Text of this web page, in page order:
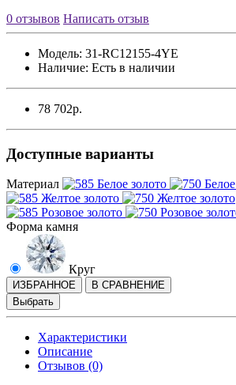
0 отзывов Написать отзыв
Модель: 31-RC12155-4YE
Наличие: Есть в наличии
78 702р.
Доступные варианты
Материал
Форма камня
Круг
ИЗБРАННОЕ
В СРАВНЕНИЕ
Выбрать
Характеристики
Описание
Отзывов (0)